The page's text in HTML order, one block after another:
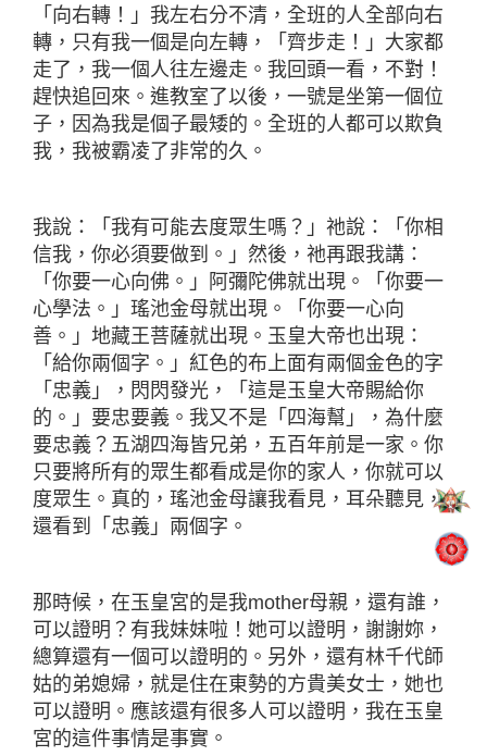
「向右轉！」我左右分不清，全班的人全部向右
轉，只有我一個是向左轉，「齊步走！」大家都
走了，我一個人往左邊走。我回頭一看，不對！
趕快追回來。進教室了以後，一號是坐第一個位
子，因為我是個子最矮的。全班的人都可以欺負
我，我被霸凌了非常的久。
我說：「我有可能去度眾生嗎？」祂說：「你相
信我，你必須要做到。」然後，祂再跟我講：
「你要一心向佛。」阿彌陀佛就出現。「你要一
心學法。」瑤池金母就出現。「你要一心向
善。」地藏王菩薩就出現。玉皇大帝也出現：
「給你兩個字。」紅色的布上面有兩個金色的字
「忠義」，閃閃發光，「這是玉皇大帝賜給你
的。」要忠要義。我又不是「四海幫」，為什麼
要忠義？五湖四海皆兄弟，五百年前是一家。你
只要將所有的眾生都看成是你的家人，你就可以
度眾生。真的，瑤池金母讓我看見，耳朵聽見，
還看到「忠義」兩個字。
那時候，在玉皇宮的是我mother母親，還有誰，
可以證明？有我妹妹啦！她可以證明，謝謝妳，
總算還有一個可以證明的。另外，還有林千代師
姑的弟媳婦，就是住在東勢的方貴美女士，她也
可以證明。應該還有很多人可以證明，我在玉皇
宮的這件事情是事實。